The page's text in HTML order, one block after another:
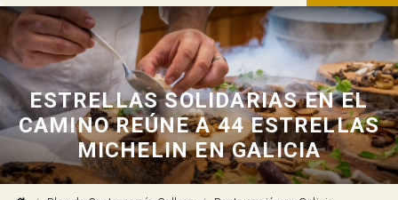
ESTRELLAS SOLIDARIAS EN EL
CAMINO REÚNE A 44 ESTRELLAS
MICHELIN EN GALICIA